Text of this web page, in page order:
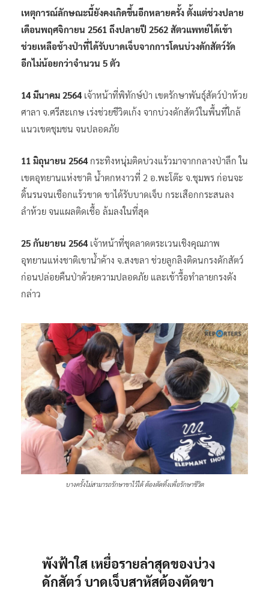
เหตุการณ์ลักษณะนี้ยังคงเกิดขึ้นอีกหลายครั้ง ตั้งแต่ช่วงปลาย
เดือนพฤศจิกายน 2561 ถึงปลายปี 2562 สัตวแพทย์ได้เข้า
ช่วยเหลือช้างป่าที่ได้รับบาดเจ็บจากการโดนบ่วงดักสัตว์รัด
อีกไม่น้อยกว่าจำนวน 5 ตัว
14 มีนาคม 2564เจ้าหน้าที่พิทักษ์ป่า เขตรักษาพันธุ์สัตว์ป่าห้วย
ศาลา จ.ศรีสะเกษ เร่งช่วยชีวิตเก้ง จากบ่วงดักสัตว์ในพื้นที่ใกล้
แนวเขตชุมชน จนปลอดภัย
11 มิถุนายน 2564กระทิงหนุ่มติดบ่วงแร้วมาจากกลางป่าลึก ใน
เขตอุทยานแห่งชาติ น้ำตกหงาวที่ 2 อ.พะโต๊ะ จ.ชุมพร ก่อนจะ
ดิ้นรนจนเชือกแร้วขาด ขาได้รับบาดเจ็บ กระเสือกกระสนลง
ลำห้วย จนแผลติดเชื้อ ล้มลงในที่สุด
25 กันยายน 2564 เจ้าหน้าที่ชุดลาดตระเวนเชิงคุณภาพ
อุทยานแห่งชาติเขาน้ำค้าง จ.สงขลา ช่วยลูกลิงติดนกรงดักสัตว์
ก่อนปล่อยคืนป่าด้วยความปลอดภัย และเข้ารื้อทำลายกรงดัง
กล่าว
บางครั้งไม่สามารถรักษาขาไว้ได้ ต้องตัดทิ้งเพื่อรักษาชีวิต
พังฟ้าใส เหยื่อรายล่าสุดของบ่วง
ดักสัตว์ บาดเจ็บสาหัสต้องตัดขา